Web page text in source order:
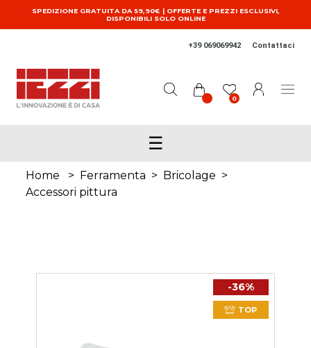
Salta al contenuto principale
SPEDIZIONE GRATUITA DA 59,90€ | OFFERTE E PREZZI ESCLUSIVI,
DISPONIBILI SOLO ONLINE
+39 069069942 Contattaci
0
☰
Home > Ferramenta > Bricolage >
Accessori pittura
-36%
TOP